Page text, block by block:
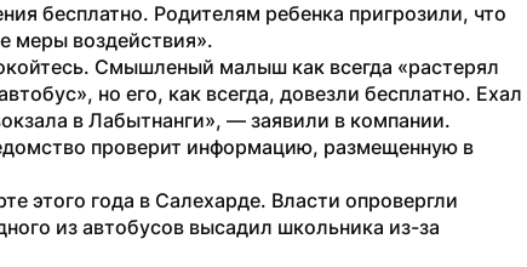
бесплатно. Родителям ребенка пригрозили, что
меры воздействия».
Смышленый малыш как всегда «растерял
но его, как всегда, довезли бесплатно. Ехал
в Лабытнанги», — заявили в компании.
проверит информацию, размещенную в
этого года в Салехарде. Власти опровергли
из автобусов высадил школьника из-за